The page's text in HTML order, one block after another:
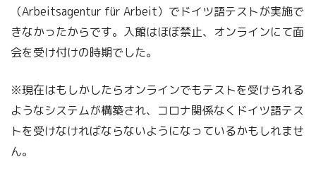
（Arbeitsagentur für Arbeit）でドイツ語テストが実施で
きなかったからです。入館はほぼ禁止、オンラインにて面
会を受け付けの時期でした。
※現在はもしかしたらオンラインでもテストを受けられる
ようなシステムが構築され、コロナ関係なくドイツ語テス
トを受けなければならないようになっているかもしれませ
ん。